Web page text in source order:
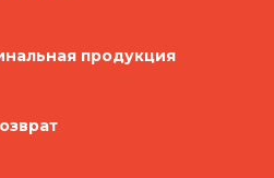
продукция